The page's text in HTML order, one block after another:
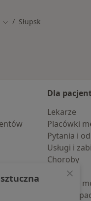
Zmień miasto
Słupsk
Dla
Lekarze
Placówki
Pytania i
Usługi i
Choroby
Pomoc
Aplikacje
Blog dla